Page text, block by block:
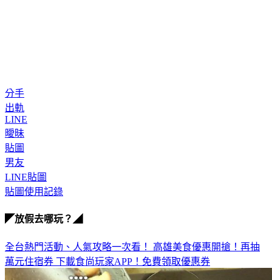
出軌
LINE
曖昧
貼圖
男友
LINE貼圖
貼圖使用記錄
萬元住宿券下載食尚玩家APP！免費領取優惠券